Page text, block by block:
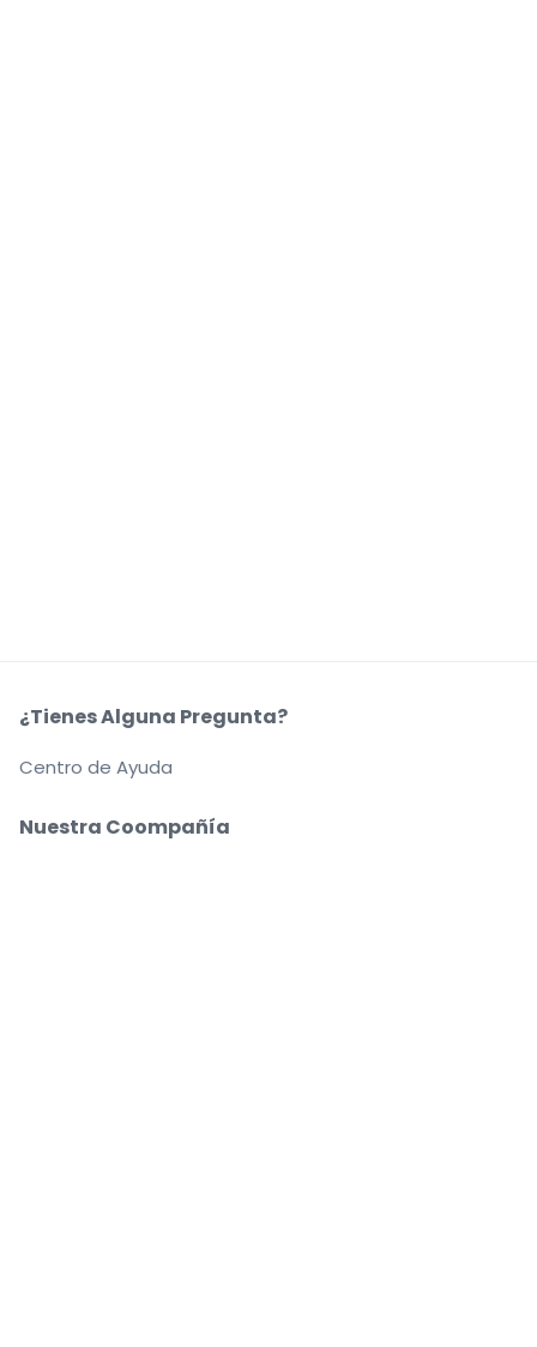
Nuestra Coompañía
¿Tienes Alguna Pregunta?
Centro de Ayuda